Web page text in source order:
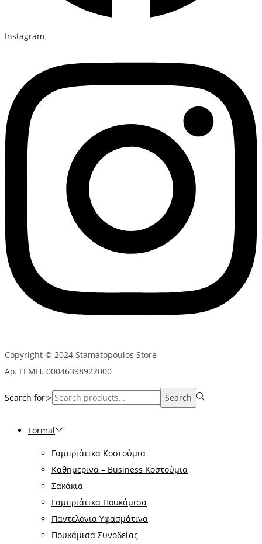
Instagram
Copyright © 2024 Stamatopoulos Store
Αρ. ΓΕΜΗ. 00046398922000
Search for:> Search
Formal
Γαμπριάτικα Κοστούμια
Καθημερινά – Business Κοστούμια
Σακάκια
Γαμπριάτικα Πουκάμισα
Παντελόνια Υφασμάτινα
Πουκάμισα Συνοδείας